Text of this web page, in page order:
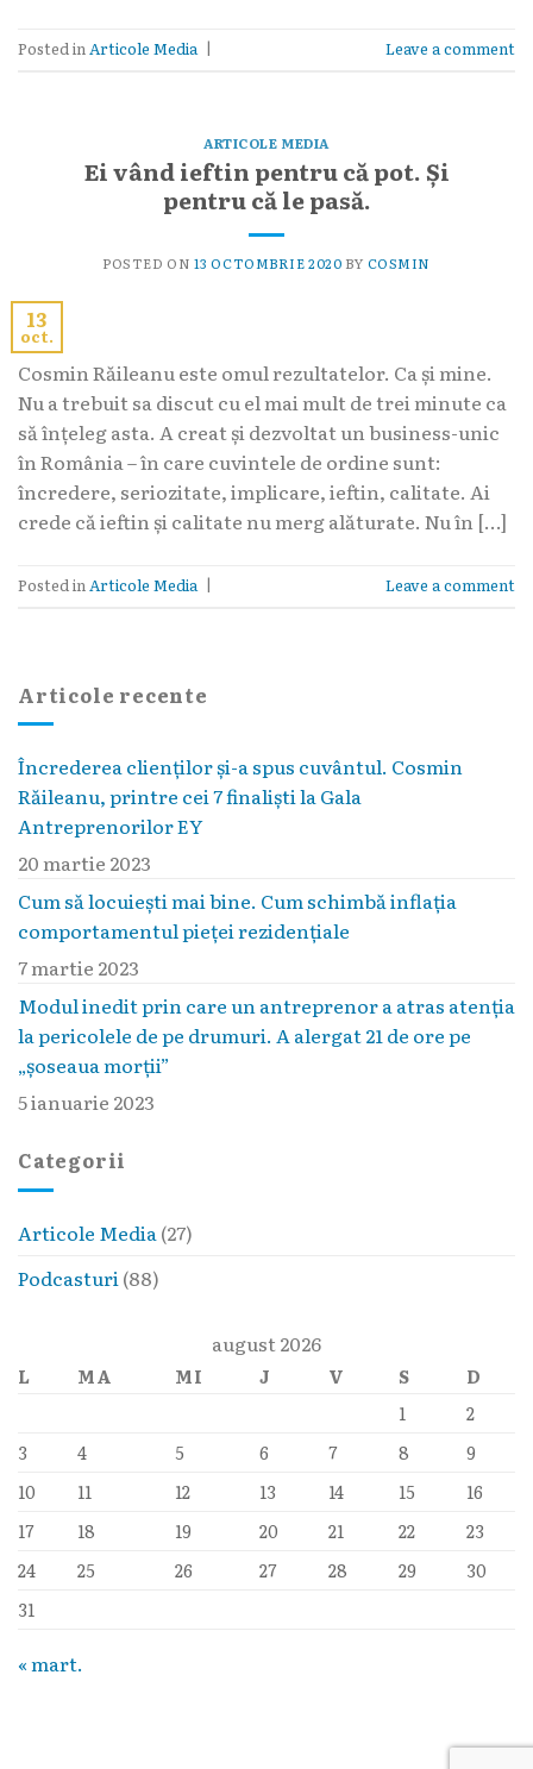
Articole recente
Încrederea clienților și-a spus cuvântul. Cosmin
Răileanu, printre cei 7 finaliști la Gala
Antreprenorilor EY
20 martie 2023
Cum să locuieşti mai bine. Cum schimbă inflaţia
comportamentul pieţei rezidenţiale
7 martie 2023
Modul inedit prin care un antreprenor a atras atenția
la pericolele de pe drumuri. A alergat 21 de ore pe
„șoseaua morții”
5 ianuarie 2023
Categorii
Articole Media (27)
Podcasturi (88)
august 2026
L MA MI J V S
D
1
2
3
4 5 6 7 8
9
10
11 12 13 14 15
16
17
18 19 20 21 22
23
24
25 26 27 28 29
30
31
« mart.
Posted inArticole Media | Leave a comment
ARTICOLE MEDIA
Ei vând ieftin pentru că pot. Și
pentru că le pasă.
POSTED ON 13 OCTOMBRIE 2020 BY COSMIN
13
oct.
Cosmin Răileanu este omul rezultatelor. Ca și mine.
Nu a trebuit sa discut cu el mai mult de trei minute ca
să înțeleg asta. A creat și dezvoltat un business-unic
în România – în care cuvintele de ordine sunt:
încredere, seriozitate, implicare, ieftin, calitate. Ai
crede că ieftin și calitate nu merg alăturate. Nu în […]
Posted inArticole Media | Leave a comment